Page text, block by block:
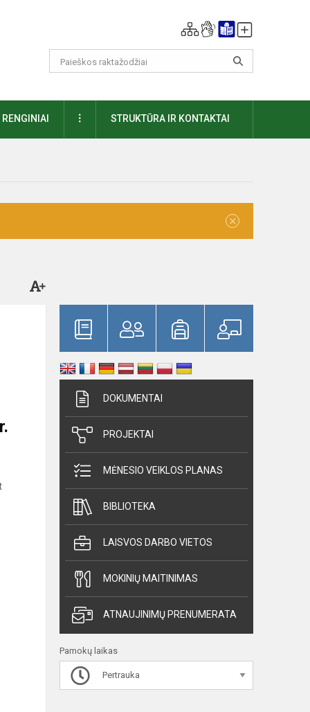
RENGINIAI DAUGIAUSTRUKTŪRA IR KONTAKTAI
×
DOKUMENTAI
PROJEKTAI
MĖNESIO VEIKLOS PLANAS
BIBLIOTEKA
LAISVOS DARBO VIETOS
MOKINIŲ MAITINIMAS
ATNAUJINIMŲ PRENUMERATA
Pamokų laikas
Pertrauka